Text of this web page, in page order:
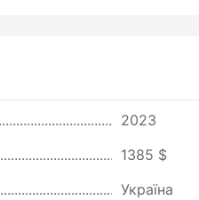
2023
1385 $
Україна